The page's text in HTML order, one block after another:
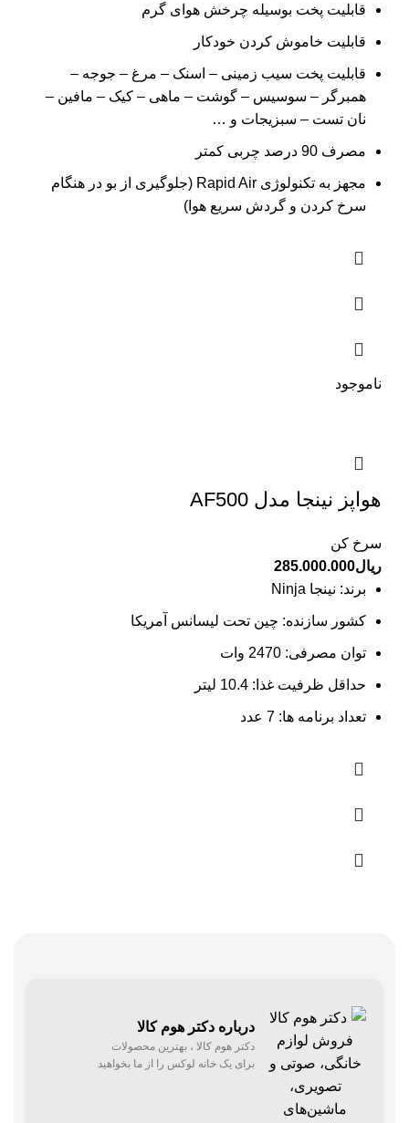
قابلیت پخت بوسیله چرخش هوای گرم
قابلیت خاموش کردن خودکار
قابلیت پخت سیب زمینی – اسنک – مرغ – جوجه –
همبرگر – سوسیس – گوشت – ماهی – کیک – مافین –
نان تست – سبزیجات و …
مصرف 90 درصد چربی کمتر
مجهز به تکنولوژی Rapid Air (جلوگیری از بو در هنگام
سرخ کردن و گردش سریع هوا)
ناموجود
هواپز نینجا مدل AF500
سرخ کن
ریال285.000.000
برند: نینجا Ninja
کشور سازنده: چین تحت لیسانس آمریکا
توان مصرفی: 2470 وات
حداقل ظرفیت غذا: 10.4 لیتر
تعداد برنامه ها: 7 عدد
درباره دکتر هوم کالا
دکتر هوم کالا ، بهترین محصولات
برای یک خانه لوکس را از ما بخواهید